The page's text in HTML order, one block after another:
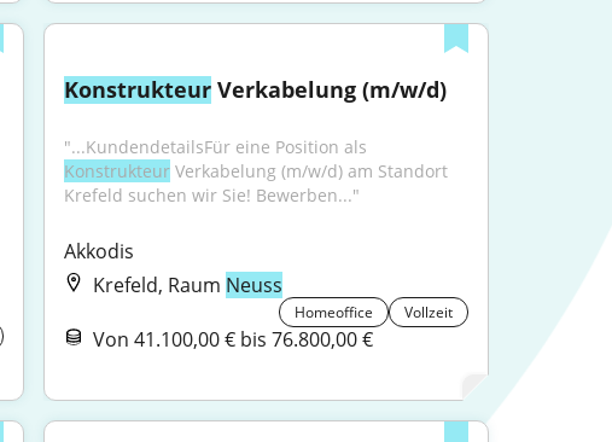
Konstrukteur Verkabelung (m/w/d)
Konstrukteur Verkabelung (m/w/d) am Standort
Krefeld suchen wir Sie! Bewerben..."
Akkodis
Krefeld, Raum Neuss
Homeoffice Vollzeit
Von 41.100,00 € bis 76.800,00 €